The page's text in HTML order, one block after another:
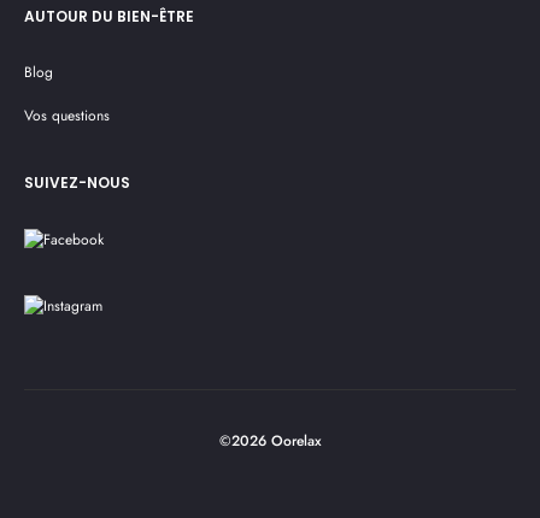
AUTOUR DU BIEN-ÊTRE
Blog
Vos questions
SUIVEZ-NOUS
©2026 Oorelax